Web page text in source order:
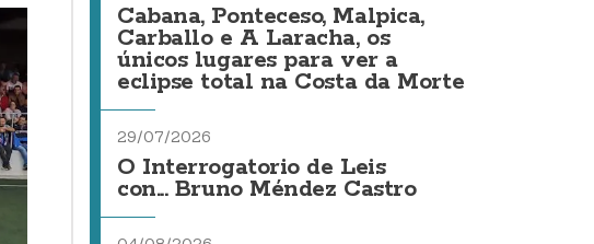
Cabana, Ponteceso, Malpica,
Carballo e A Laracha, os
únicos lugares para ver a
eclipse total na Costa da Morte
29/07/2026
O Interrogatorio de Leis
con... Bruno Méndez Castro